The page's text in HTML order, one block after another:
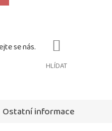
HLÍDAT
Ostatní informace